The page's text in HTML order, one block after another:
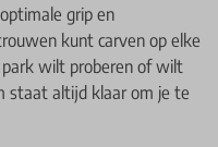
grip en
kunt carven op elke
wilt proberen of wilt
staat altijd klaar om je te